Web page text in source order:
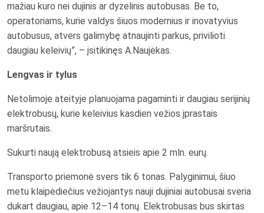
mažiau kuro nei dujinis ar dyzelinis autobusas. Be to,
operatoriams, kurie valdys šiuos modernius ir inovatyvius
autobusus, atvers galimybę atnaujinti parkus, privilioti
daugiau keleivių”, – įsitikinęs A.Naujėkas.
Lengvas ir tylus
Netolimoje ateityje planuojama pagaminti ir daugiau serijinių
elektrobusų, kurie keleivius kasdien vežios įprastais
maršrutais.
Sukurti naują elektrobusą atsieis apie 2 mln. eurų.
Transporto priemonė svers tik 6 tonas. Palyginimui, šiuo
metu klaipėdiečius vežiojantys nauji dujiniai autobusai sveria
dukart daugiau, apie 12–14 tonų. Elektrobusas bus skirtas